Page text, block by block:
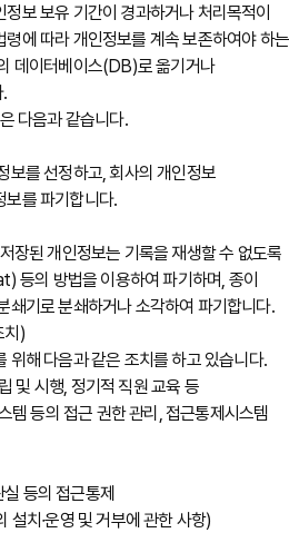
보 보유 기간이 경과하거나 처리목적이
에 따라 개인정보를 계속 보존하여야 하는
데이터베이스(DB)로 옮기거나
다음과 같습니다.
보를 선정하고, 회사의 개인정보
보를 파기합니다.
장된 개인정보는 기록을 재생할 수 없도록
등의 방법을 이용하여 파기하며, 종이
쇄기로 분쇄하거나 소각하여 파기합니다.
치)
위해 다음과 같은 조치를 하고 있습니다.
및 시행, 정기적 직원 교육 등
템 등의 접근 권한 관리, 접근통제시스템
등의 접근통제
치∙운영 및 거부에 관한 사항)